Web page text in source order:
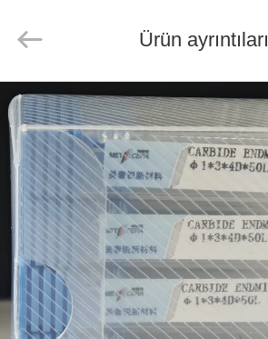
EVDE
ÜRÜN
VIDEOLAR
BIZIM
HAKKIMIZDA
Materials
Co.,ltd.
Ürün ayrıntıları